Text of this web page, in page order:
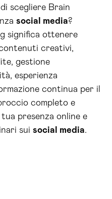
scegliere Brain
social media?
significa ottenere
creativi,
gestione
esperienza
continua per il
completo e
presenza online e
sui social media.